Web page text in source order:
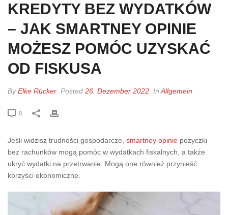
KREDYTY BEZ WYDATKÓW
– JAK SMARTNEY OPINIE
MOŻESZ POMÓC UZYSKAĆ
OD FISKUSA
ByElke Rücker Posted 26. Dezember 2022 In Allgemein
0
Jeśli widzisz trudności gospodarcze, smartney opinie pożyczki
bez rachunków mogą pomóc w wydatkach fiskalnych, a także
ukryć wydatki na przetrwanie. Mogą one również przynieść
korzyści ekonomiczne.